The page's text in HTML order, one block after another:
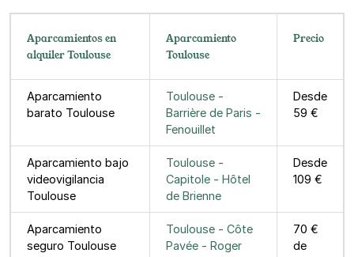
Aparcamientos en
alquiler Toulouse
Aparcamiento
Toulouse
Precio
Aparcamiento
barato Toulouse
Toulouse -
Barrière de Paris -
Fenouillet
Desde
59 €
Aparcamiento bajo
videovigilancia
Toulouse
Toulouse -
Capitole - Hôtel
de Brienne
Desde
109 €
Aparcamiento
seguro Toulouse
Toulouse - Côte
Pavée - Roger
70 €
de